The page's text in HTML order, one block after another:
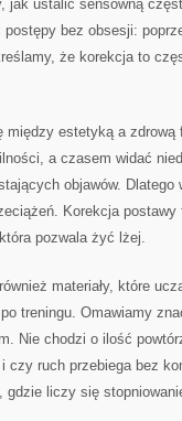
jak ustalić sensowną
bez obsesji:
że korekcja to
estetyką a zdrową
a czasem widać
objawów.
Korekcja postawy
pozwala żyć lżej.
materiały, które
treningu. Omawiamy
Nie chodzi o ilość
ruch przebiega bez
gdzie liczy się